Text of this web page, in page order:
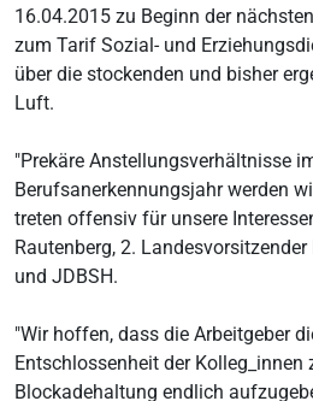
16.04.2015 zu Beginn der
zum Tarif Sozial- und
über die stockenden und bisher
Luft.
"Prekäre Anstellungsverhältnisse
Berufsanerkennungsjahr werden
treten offensiv für unsere
Rautenberg, 2.
und JDBSH.
"Wir hoffen, dass die Arbeitgeber
Entschlossenheit der Kolleg_innen
Blockadehaltung endlich